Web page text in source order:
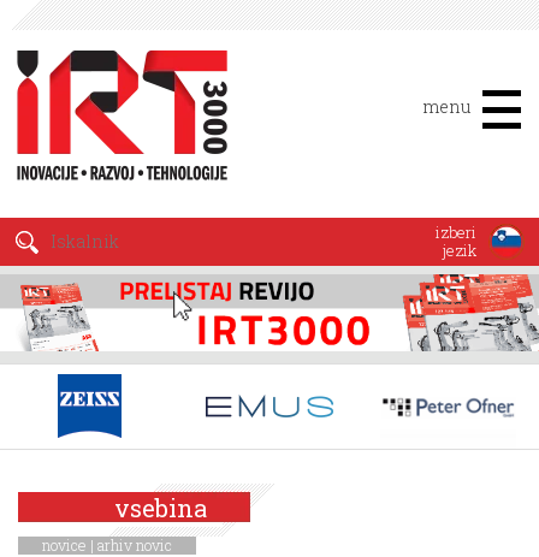
menu
izberi
jezik
vsebina
novice | arhiv novic